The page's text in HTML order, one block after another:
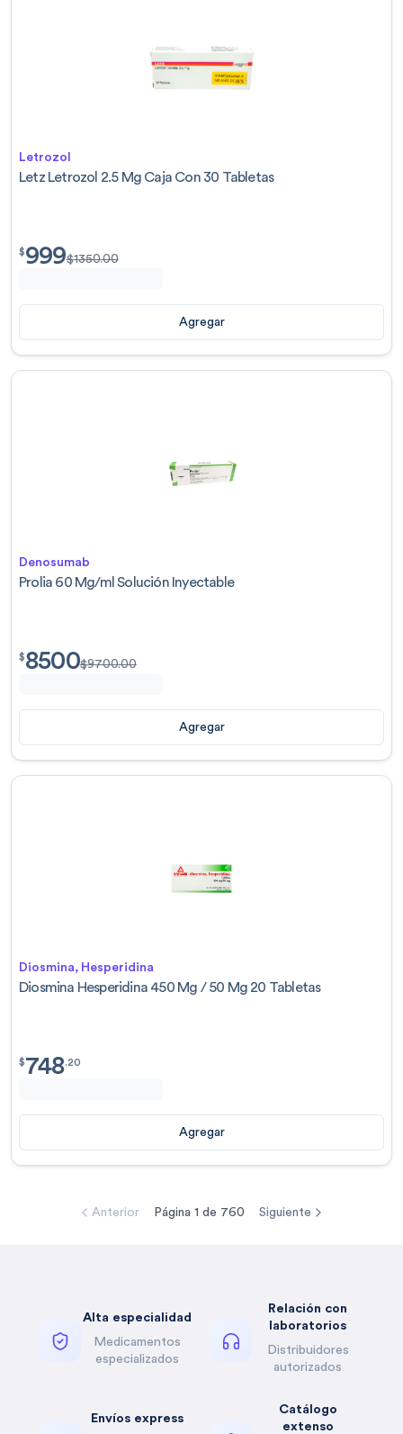
Letrozol
Letz Letrozol 2.5 Mg Caja Con 30 Tabletas
$999.00
$999$1350.00
Agregar
Denosumab
Prolia 60 Mg/ml Solución Inyectable
$8500.00
$8500$9700.00
Agregar
Diosmina, Hesperidina
Diosmina Hesperidina 450 Mg / 50 Mg 20 Tabletas
$748.20
$748.20
Agregar
Anterior Página 1 de 760 Siguiente
Alta especialidad
Medicamentos
especializados
Relación con
laboratorios
Distribuidores
autorizados
Envíos express
Catálogo
extenso